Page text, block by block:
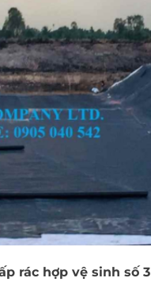
rác hợp vệ sinh số 3